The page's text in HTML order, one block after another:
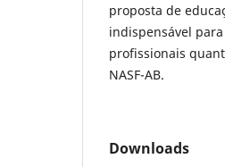
proposta de
indispensável
profissionais
NASF-AB.
Downloads